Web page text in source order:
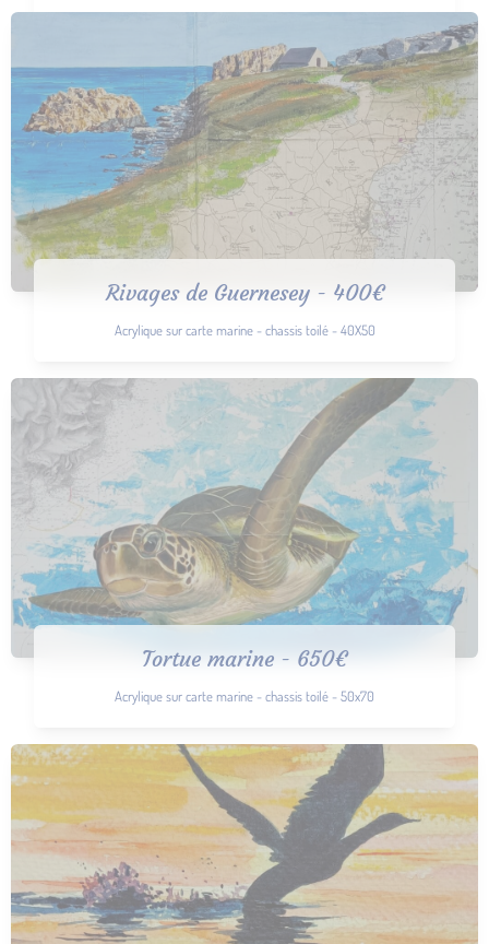
Rivages de Guernesey - 400€
Acrylique sur carte marine - chassis toilé - 40X50
Tortue marine - 650€
Acrylique sur carte marine - chassis toilé - 50x70